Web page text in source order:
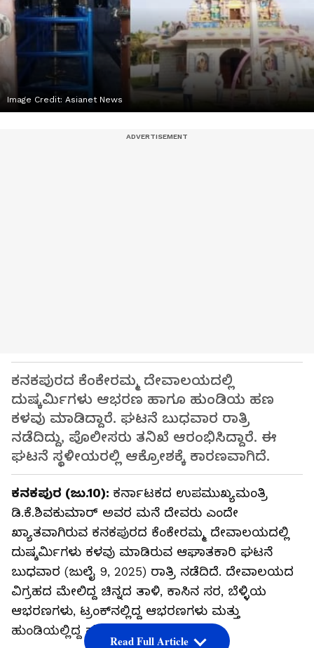
Image Credit: Asianet News
ಕನಕಪುರದ ಕೆಂಕೇರಮ್ಮ ದೇವಾಲಯದಲ್ಲಿ
ದುಷ್ಕರ್ಮಿಗಳು ಆಭರಣ ಹಾಗೂ ಹುಂಡಿಯ ಹಣ
ಕಳವು ಮಾಡಿದ್ದಾರೆ. ಘಟನೆ ಬುಧವಾರ ರಾತ್ರಿ
ನಡೆದಿದ್ದು, ಪೊಲೀಸರು ತನಿಖೆ ಆರಂಭಿಸಿದ್ದಾರೆ. ಈ
ಘಟನೆ ಸ್ಥಳೀಯರಲ್ಲಿ ಆಕ್ರೋಶಕ್ಕೆ ಕಾರಣವಾಗಿದೆ.
ಕನಕಪುರ (ಜು.10): ಕರ್ನಾಟಕದ ಉಪಮುಖ್ಯಮಂತ್ರಿ
ಡಿ.ಕೆ.ಶಿವಕುಮಾರ್ ಅವರ ಮನೆ ದೇವರು ಎಂದೇ
ಖ್ಯಾತವಾಗಿರುವ ಕನಕಪುರದ ಕೆಂಕೇರಮ್ಮ ದೇವಾಲಯದಲ್ಲಿ
ದುಷ್ಕರ್ಮಿಗಳು ಕಳವು ಮಾಡಿರುವ ಆಘಾತಕಾರಿ ಘಟನೆ
ಬುಧವಾರ (ಜುಲೈ 9, 2025) ರಾತ್ರಿ ನಡೆದಿದೆ. ದೇವಾಲಯದ
ವಿಗ್ರಹದ ಮೇಲಿದ್ದ ಚಿನ್ನದ ತಾಳಿ, ಕಾಸಿನ ಸರ, ಬೆಳ್ಳಿಯ
ಆಭರಣಗಳು, ಟ್ರಂಕ್‌ನಲ್ಲಿದ್ದ ಆಭರಣಗಳು ಮತ್ತು
ಹುಂಡಿಯಲ್ಲಿದ್ದ ಹಣವನ್ನು ಕಳ್ಳರು ಕದ್ದಿದ್ದಾರೆ.
Read Full Article